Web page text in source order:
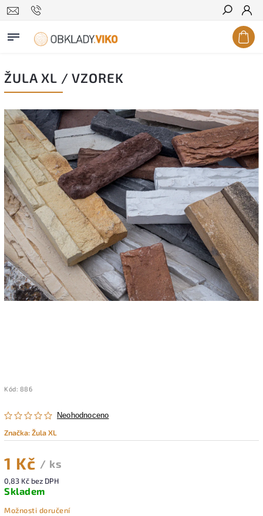
Hledat
ŽULA XL / VZOREK
Kód: 886
Neohodnoceno
Značka:Žula XL
1 Kč / ks
0,83 Kč bez DPH
Skladem
Možnosti doručení